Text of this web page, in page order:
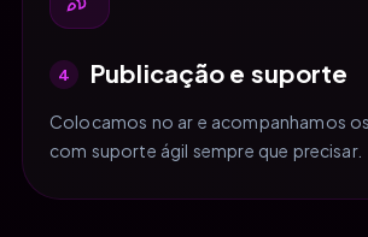
4 Publicação e suporte
Colocamos no ar e acompanhamos
com suporte ágil sempre que precisar.